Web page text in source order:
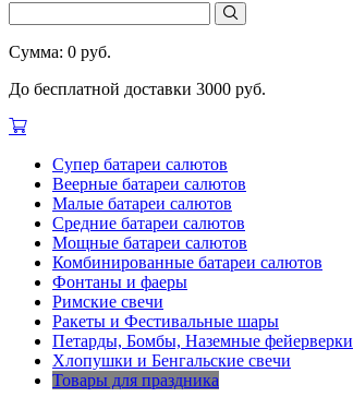
Сумма: 0 руб.
До бесплатной доставки 3000 руб.
Супер батареи салютов
Веерные батареи салютов
Малые батареи салютов
Средние батареи салютов
Мощные батареи салютов
Комбинированные батареи салютов
Фонтаны и фаеры
Римские свечи
Ракеты и Фестивальные шары
Петарды, Бомбы, Наземные фейерверки
Хлопушки и Бенгальские свечи
Товары для праздника